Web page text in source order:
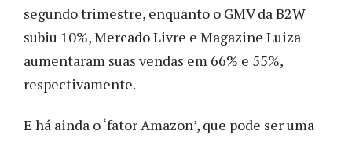
segundo trimestre, enquanto o GMV da B2W
subiu 10%, Mercado Livre e Magazine Luiza
aumentaram suas vendas em 66% e 55%,
respectivamente.
E há ainda o ‘fator Amazon’, que pode ser uma